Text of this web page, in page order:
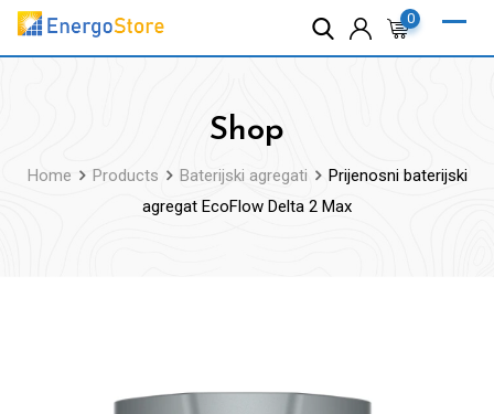
Skip
0
Shop
Home Products Baterijski agregati
Prijenosni baterijski
agregat EcoFlow Delta 2 Max